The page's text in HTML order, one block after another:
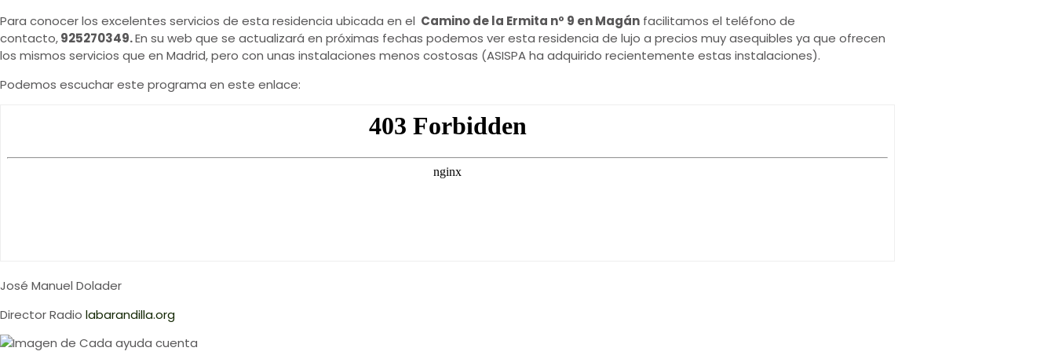
Para conocer los excelentes servicios de esta residencia ubicada en el Camino de la Ermita nº 9 en Magán facilitamos el teléfono de
contacto,925270349.En su web que se actualizará en próximas fechas podemos ver esta residencia de lujo a precios muy asequibles ya que ofrecen
los mismos servicios que en Madrid, pero con unas instalaciones menos costosas (ASISPA ha adquirido recientemente estas instalaciones).
Podemos escuchar este programa en este enlace:
José Manuel Dolader
Director Radio labarandilla.org